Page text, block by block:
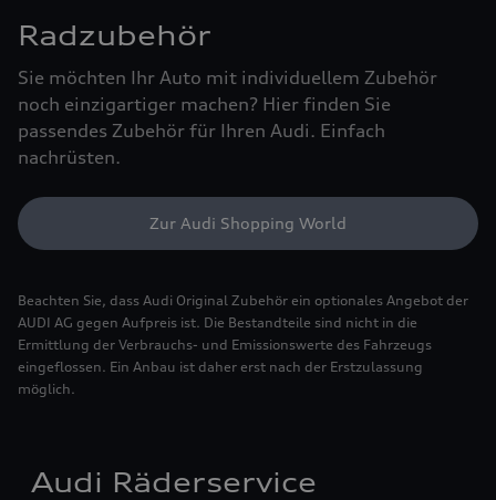
Radzubehör
Sie möchten Ihr Auto mit individuellem Zubehör
noch einzigartiger machen? Hier finden Sie
passendes Zubehör für Ihren Audi. Einfach
nachrüsten.
Zur Audi Shopping World
Beachten Sie, dass Audi Original Zubehör ein optionales Angebot der
AUDI AG gegen Aufpreis ist. Die Bestandteile sind nicht in die
Ermittlung der Verbrauchs- und Emissionswerte des Fahrzeugs
eingeflossen. Ein Anbau ist daher erst nach der Erstzulassung
möglich.
Audi Räderservice